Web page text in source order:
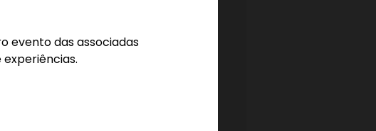
evento das associadas